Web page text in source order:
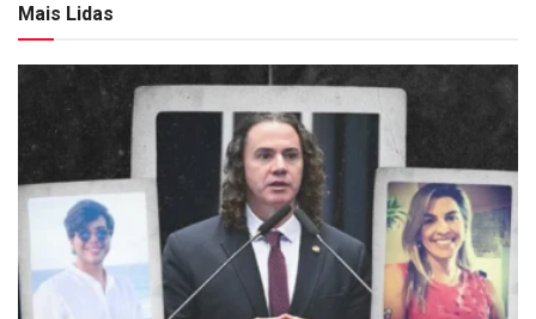
Mais Lidas